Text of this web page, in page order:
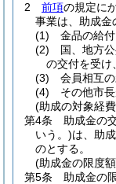
2
前項の規定に
事業は、助成金
(1)
金品の給
(2)
国、地方
の交付を受け
(3)
会員相互
(4)
その他市
(助成の対象経
第4条
助成金の
いう。)は、助
のとする。
(助成金の限度
第5条
助成金の